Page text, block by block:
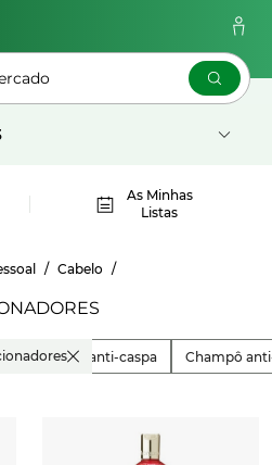
As Minhas
Listas
Cabelo
Champô anti-caspa Champô